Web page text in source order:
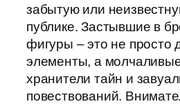
забытую или
публике. Застывшие в
фигуры – это не просто
элементы, а
хранители тайн и
повествований.